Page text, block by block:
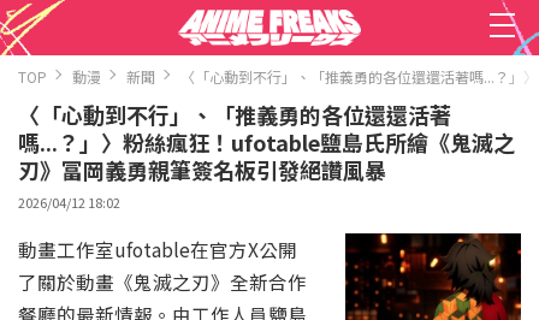
TOP 動漫 新聞 〈「心動到不行」、「推義勇的各位還還活著嗎...？
〈「心動到不行」、「推義勇的各位還還活著
嗎...？」〉粉絲瘋狂！ufotable鹽島氏所繪《鬼滅之
刃》冨岡義勇親筆簽名板引發絕讚風暴
2026/04/12 18:02
動畫工作室ufotable在官方X公開
了關於動畫《鬼滅之刃》全新合作
餐廳的最新情報。由工作人員鹽島